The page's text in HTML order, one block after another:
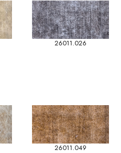
26011.026
26011.049